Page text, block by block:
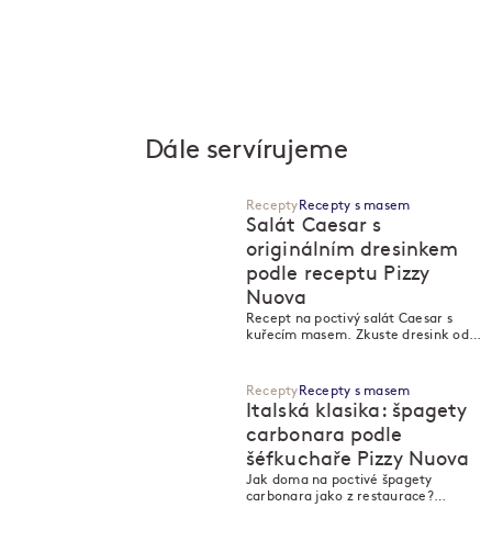
Dále servírujeme
Recepty Recepty s masem
Salát Caesar s
originálním dresinkem
podle receptu Pizzy
Nuova
Recept na poctivý salát Caesar s
kuřecím masem. Zkuste dresink od
Recepty Recepty s masem
Italská klasika: špagety
carbonara podle
šéfkuchaře Pizzy Nuova
Jak doma na poctivé špagety
carbonara jako z restaurace?